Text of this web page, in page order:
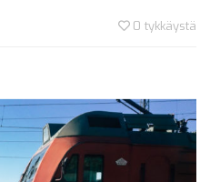
0 tykkäystä